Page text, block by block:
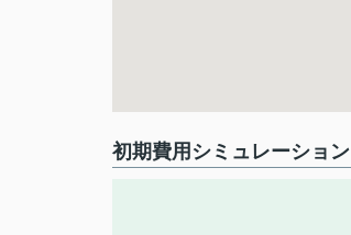
初期費用シミュレーション